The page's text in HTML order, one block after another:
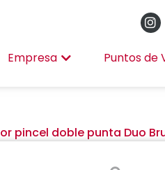
Empresa Puntos de
pincel doble punta Duo